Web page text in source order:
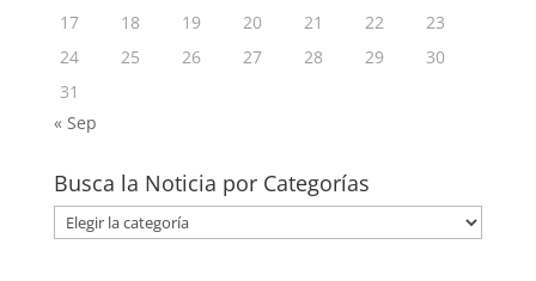
17
18 19 20 21 22
23
24
25 26 27 28 29
30
31
« Sep
Busca la Noticia por Categorías
Busca
la